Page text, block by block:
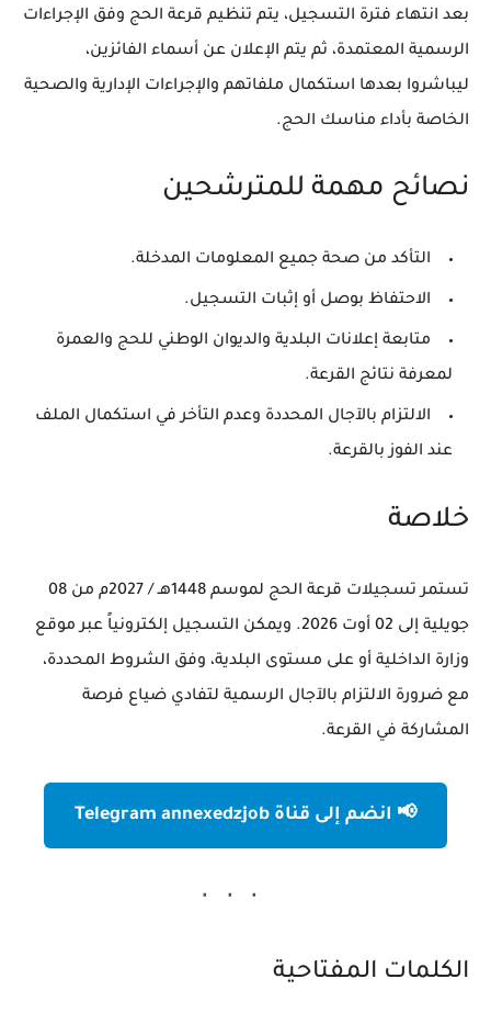
بعد انتهاء فترة التسجيل، يتم تنظيم قرعة الحج وفق الإجراءات
الرسمية المعتمدة، ثم يتم الإعلان عن أسماء الفائزين،
ليباشروا بعدها استكمال ملفاتهم والإجراءات الإدارية والصحية
الخاصة بأداء مناسك الحج.
نصائح مهمة للمترشحين
التأكد من صحة جميع المعلومات المدخلة.
الاحتفاظ بوصل أو إثبات التسجيل.
متابعة إعلانات البلدية والديوان الوطني للحج والعمرة
لمعرفة نتائج القرعة.
الالتزام بالآجال المحددة وعدم التأخر في استكمال الملف
عند الفوز بالقرعة.
خلاصة
تستمر تسجيلات قرعة الحج لموسم 1448هـ / 2027م من 08
جويلية إلى 02 أوت 2026
. ويمكن التسجيل إلكترونياً عبر موقع
وزارة الداخلية أو على مستوى البلدية، وفق الشروط المحددة،
مع ضرورة الالتزام بالآجال الرسمية لتفادي ضياع فرصة
المشاركة في القرعة.
📢 انضم إلى قناة Telegram annexedzjob
الكلمات المفتاحية